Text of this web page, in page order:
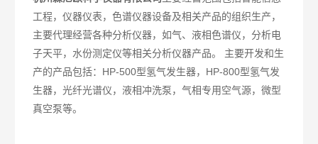
工程，仪器仪表，色谱仪器设备及相关产品的组织生产，
主要代理经营各种分析仪器，如气、液相色谱仪，分析电
子天平，水份测定仪等相关分析仪器产品。 主要开发和生
产的产品包括：HP-500型氢气发生器，HP-800型氢气发
生器，光纤光谱仪，液相冲洗泵，气相专用空气源，微型
真空泵等。